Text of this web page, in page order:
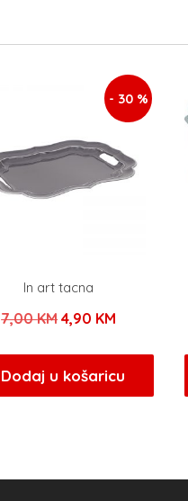
- 30 %
In art tacna
7,00KMIzvorna
bila
je:
4,90 KM
je:
4,90 KM.
Dodaj u košaricu